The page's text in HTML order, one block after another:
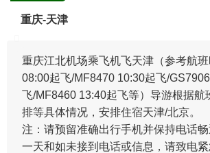
重庆-天津
重庆江北机场乘飞机飞天津（参考航
08:00起飞/MF8470 10:30起飞/
飞/MF8460 13:40起飞等）导游根据航
排等具体情况，安排住宿天津/北京。
注：请预留准确出行手机并保持电话
一天和如未接到电话或信息，请致电